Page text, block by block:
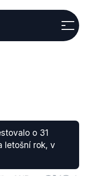
o 31
letošní rok, v